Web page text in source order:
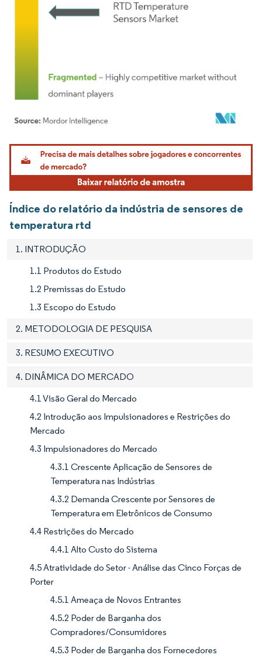
Imagem © Mordor Intelligence. O reuso requer atribuição conforme CC BY 4.0.
Índice do relatório da indústria de sensores de
temperatura rtd
1. INTRODUÇÃO
1.1 Produtos do Estudo
1.2 Premissas do Estudo
1.3 Escopo do Estudo
2. METODOLOGIA DE PESQUISA
3. RESUMO EXECUTIVO
4. DINÂMICA DO MERCADO
4.1 Visão Geral do Mercado
4.2 Introdução aos Impulsionadores e Restrições do
Mercado
4.3 Impulsionadores do Mercado
4.3.1 Crescente Aplicação de Sensores de
Temperatura nas Indústrias
4.3.2 Demanda Crescente por Sensores de
Temperatura em Eletrônicos de Consumo
4.4 Restrições do Mercado
4.4.1 Alto Custo do Sistema
4.5 Atratividade do Setor - Análise das Cinco Forças de
Porter
4.5.1 Ameaça de Novos Entrantes
4.5.2 Poder de Barganha dos
Compradores/Consumidores
4.5.3 Poder de Barganha dos Fornecedores